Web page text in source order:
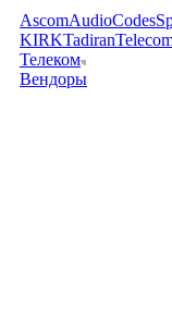
AscomAudioCodes
KIRK
Телеком
Вендоры